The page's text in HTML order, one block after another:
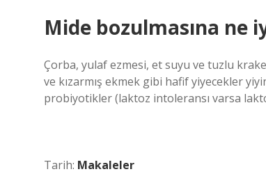
Mide bozulmasına ne
Çorba, yulaf ezmesi, et suyu ve tuzlu
ve kızarmış ekmek gibi hafif yiyecekler
probiyotikler (laktoz intoleransı varsa
Tarih: Makaleler